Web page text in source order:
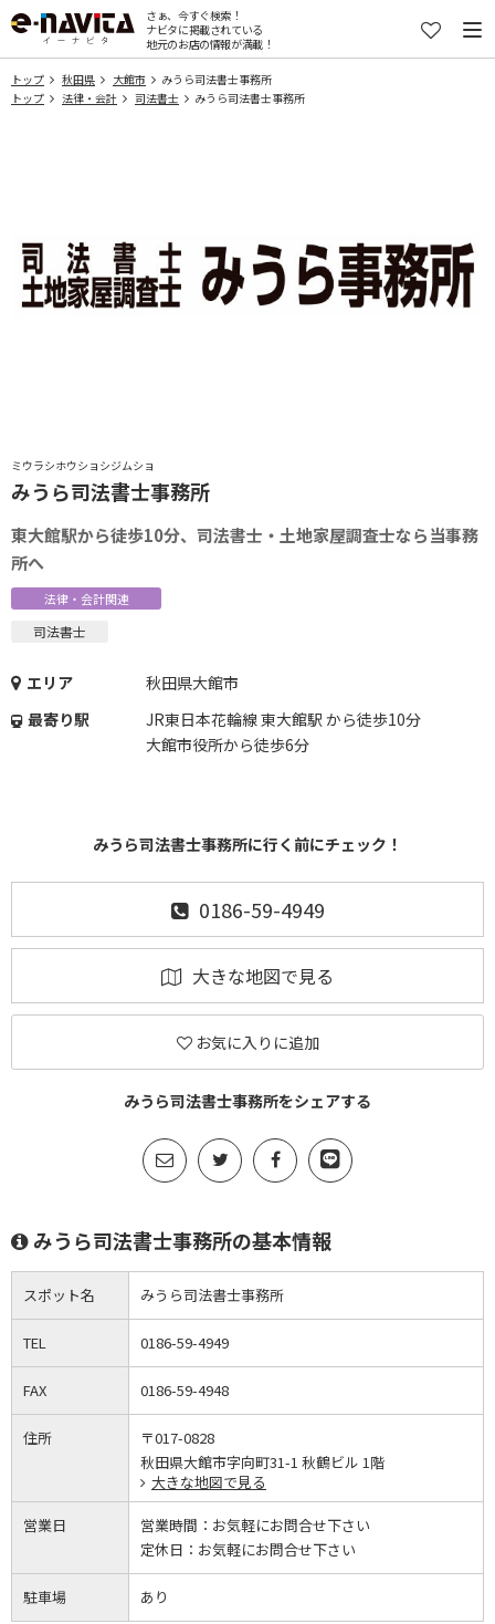
さぁ、今すぐ検索！
ナビタに掲載されている
地元のお店の情報が満載！
トップ 秋田県 大館市
みうら司法書士事務所
トップ
法律・会計 司法書士 みうら司法書士事務所
ミウラシホウショシジムショ
みうら司法書士事務所
東大館駅から徒歩10分、司法書士・土地家屋調査士なら当事務
所へ
法律・会計関連
司法書士
エリア
秋田県大館市
最寄り駅
JR東日本花輪線 東大館駅 から徒歩10分
大館市役所から徒歩6分
みうら司法書士事務所に行く前にチェック！
0186-59-4949
大きな地図で見る
お気に入りに追加
みうら司法書士事務所をシェアする
みうら司法書士事務所の基本情報
スポット名 みうら司法書士事務所
TEL 0186-59-4949
FAX 0186-59-4948
住所
〒017-0828
秋田県大館市字向町31-1 秋鶴ビル 1階
大きな地図で見る
営業日 営業時間： お気軽にお問合せ下さい
定休日： お気軽にお問合せ下さい
駐車場 あり